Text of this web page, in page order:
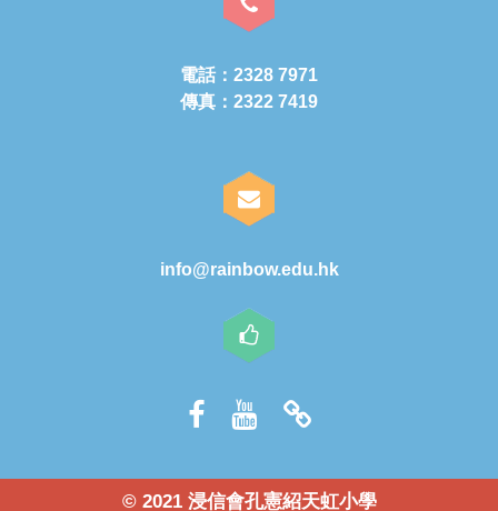
電話：2328 7971
傳真：2322 7419
info@rainbow.edu.hk
© 2021 浸信會孔憲紹天虹小學